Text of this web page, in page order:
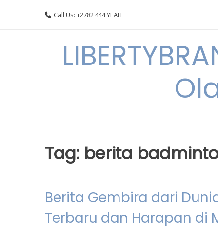
Call Us: +2782 444 YEAH
Tag: berita
Berita Gembira dari
Terbaru dan Harapan di